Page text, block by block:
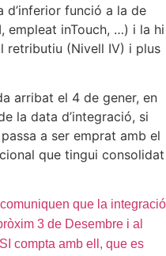
d’inferior funció a la de
empleat inTouch, …) i la hi
retributiu (Nivell IV) i plus
arribat el 4 de gener, en
la data d’integració, si
a ser emprat amb el
que tingui consolidat
que la integració
3 de Desembre i al
compta amb ell, que es